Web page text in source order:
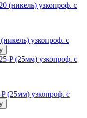
узкопроф. с
(25мм) узкопроф. с